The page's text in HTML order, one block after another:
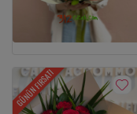
GÜNÜN FIRSATI